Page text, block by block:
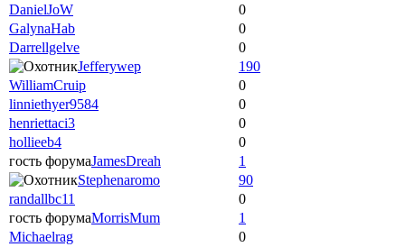
DanielJoW
0
GalynaHab
0
Darrellgelve
0
Jefferywep
190
WilliamCruip
0
linniethyer9584
0
henriettaci3
0
hollieeb4
0
гость форумаJamesDreah
1
Stephenaromo
90
randallbc11
0
гость форумаMorrisMum
1
Michaelrag
0